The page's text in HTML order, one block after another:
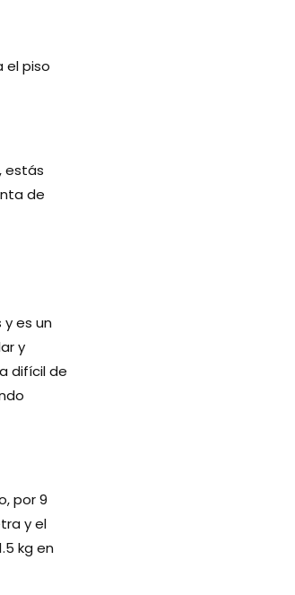
el piso
estás
de
es un
y
difícil de
por 9
y el
kg en